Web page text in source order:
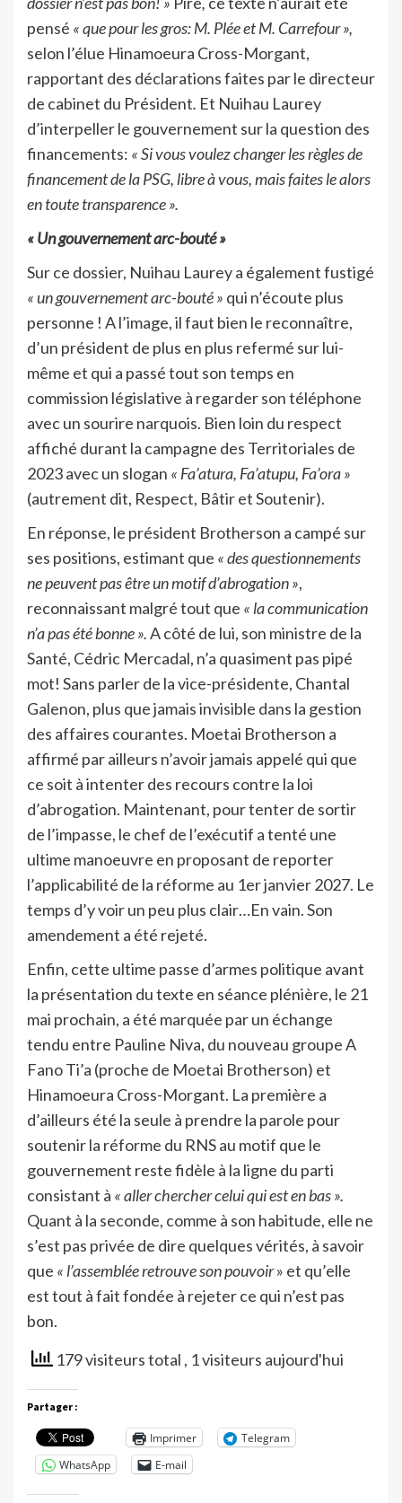
pensé « que pour les gros: M. Plée et M. Carrefour »,
selon l’élue Hinamoeura Cross-Morgant,
rapportant des déclarations faites par le directeur
de cabinet du Président. Et Nuihau Laurey
d’interpeller le gouvernement sur la question des
financements: « Si vous voulez changer les règles de
financement de la PSG, libre à vous, mais faites le alors
en toute transparence ».
« Un gouvernement arc-bouté »
Sur ce dossier, Nuihau Laurey a également fustigé
« un gouvernement arc-bouté » qui n’écoute plus
personne ! A l’image, il faut bien le reconnaître,
d’un président de plus en plus refermé sur lui-
même et qui a passé tout son temps en
commission législative à regarder son téléphone
avec un sourire narquois. Bien loin du respect
affiché durant la campagne des Territoriales de
2023 avec un slogan « Fa’atura, Fa’atupu, Fa’ora »
(autrement dit, Respect, Bâtir et Soutenir).
En réponse, le président Brotherson a campé sur
ses positions, estimant que « des questionnements
ne peuvent pas être un motif d’abrogation »,
reconnaissant malgré tout que « la communication
n’a pas été bonne ».A côté de lui, son ministre de la
Santé, Cédric Mercadal, n’a quasiment pas pipé
mot! Sans parler de la vice-présidente, Chantal
Galenon, plus que jamais invisible dans la gestion
des affaires courantes. Moetai Brotherson a
affirmé par ailleurs n’avoir jamais appelé qui que
ce soit à intenter des recours contre la loi
d’abrogation. Maintenant, pour tenter de sortir
de l’impasse, le chef de l’exécutif a tenté une
ultime manoeuvre en proposant de reporter
l’applicabilité de la réforme au 1er janvier 2027. Le
temps d’y voir un peu plus clair…En vain. Son
amendement a été rejeté.
Enfin, cette ultime passe d’armes politique avant
la présentation du texte en séance plénière, le 21
mai prochain, a été marquée par un échange
tendu entre Pauline Niva, du nouveau groupe A
Fano Ti’a (proche de Moetai Brotherson) et
Hinamoeura Cross-Morgant. La première a
d’ailleurs été la seule à prendre la parole pour
soutenir la réforme du RNS au motif que le
gouvernement reste fidèle à la ligne du parti
consistant à « aller chercher celui qui est en bas ».
Quant à la seconde, comme à son habitude, elle ne
s’est pas privée de dire quelques vérités, à savoir
que « l’assemblée retrouve son pouvoir» et qu’elle
est tout à fait fondée à rejeter ce qui n’est pas
bon.
179 visiteurs total , 1 visiteurs aujourd'hui
Partager :
Imprimer
Telegram
WhatsApp
E-mail